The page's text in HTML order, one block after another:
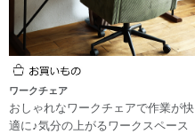
ワークチェア
おしゃれなワークチェアで作業が快
適に♪気分の上がるワークスペース